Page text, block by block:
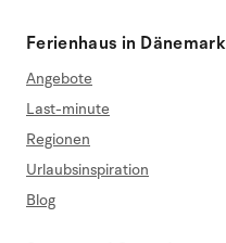
Ferienhaus in Dänemark
Angebote
Last-minute
Regionen
Urlaubsinspiration
Blog